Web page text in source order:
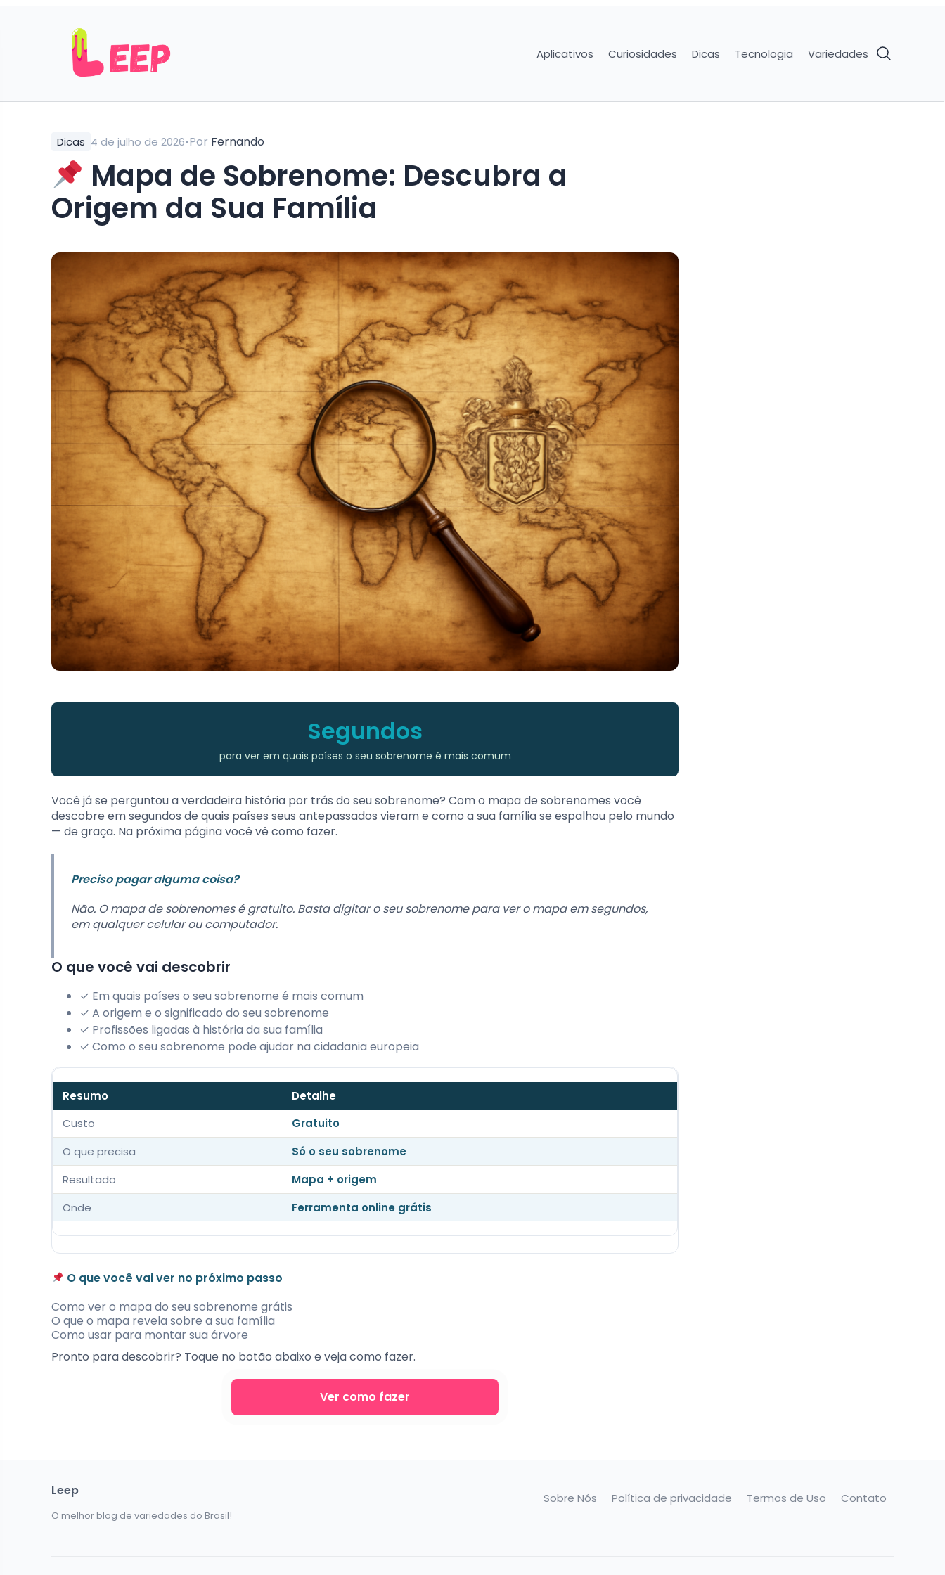
Aplicativos Curiosidades Dicas Tecnologia Variedades
Dicas 4 de julho de 2026•Por Fernando
Mapa de Sobrenome: Descubra a
Origem da Sua Família
Segundos
para ver em quais países o seu sobrenome é mais comum
Você já se perguntou a verdadeira história por trás do seu sobrenome? Com o mapa de sobrenomes você
descobre em segundos de quais países seus antepassados vieram e como a sua família se espalhou pelo mundo
— de graça. Na próxima página você vê como fazer.
Preciso pagar alguma coisa?
Não. O mapa de sobrenomes é gratuito. Basta digitar o seu sobrenome para ver o mapa em segundos,
em qualquer celular ou computador.
O que você vai descobrir
✓ Em quais países o seu sobrenome é mais comum
✓ A origem e o significado do seu sobrenome
✓ Profissões ligadas à história da sua família
✓ Como o seu sobrenome pode ajudar na cidadania europeia
Resumo
Detalhe
Custo
Gratuito
O que precisa
Só o seu sobrenome
Resultado
Mapa + origem
Onde
Ferramenta online grátis
O que você vai ver no próximo passo
Como ver o mapa do seu sobrenome grátis
O que o mapa revela sobre a sua família
Como usar para montar sua árvore
Pronto para descobrir? Toque no botão abaixo e veja como fazer.
Ver como fazer
Leep
O melhor blog de variedades do Brasil!
Sobre Nós Política de privacidade Termos de Uso Contato